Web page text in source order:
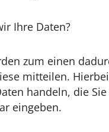
Ihre Daten?
zum einen
mitteilen.
handeln, die
eingeben.